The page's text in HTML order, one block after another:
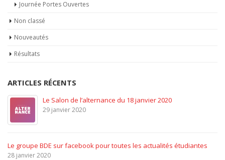
Journée Portes Ouvertes
Non classé
Nouveautés
Résultats
ARTICLES RÉCENTS
Le Salon de l’alternance du 18 janvier 2020
29 janvier 2020
Le groupe BDE sur facebook pour toutes les actualités étudiantes
28 janvier 2020